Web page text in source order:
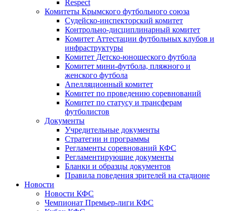
Respect
Комитеты Крымского футбольного союза
Судейско-инспекторский комитет
Контрольно-дисциплинарный комитет
Комитет Аттестации футбольных клубов и
инфраструктуры
Комитет Детско-юношеского футбола
Комитет мини-футбола, пляжного и
женского футбола
Апелляционный комитет
Комитет по проведению соревнований
Комитет по статусу и трансферам
футболистов
Документы
Учредительные документы
Стратегии и программы
Регламенты соревнований КФС
Регламентирующие документы
Бланки и образцы документов
Правила поведения зрителей на стадионе
Новости
Новости КФС
Чемпионат Премьер-лиги КФС